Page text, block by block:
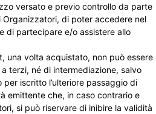
versato e previo controllo da parte
di poter accedere nel
di partecipare e/o assistere allo
una volta acquistato, non può essere
terzi, né di intermediazione, salvo
iscritto l’ulteriore passaggio di
emittente che, in caso contrario e
si può riservare di inibire la validità